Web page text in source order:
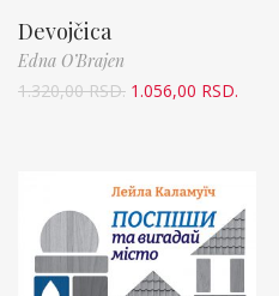
Devojčica
Edna O’Brajen
1.320,00RSD. 1.056,00 RSD.